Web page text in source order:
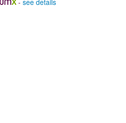
- see details